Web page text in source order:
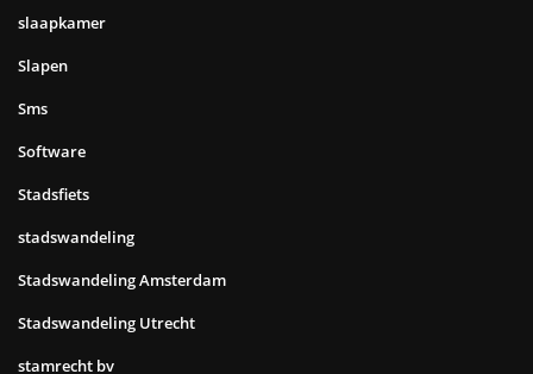
slaapkamer
Slapen
Sms
Software
Stadsfiets
stadswandeling
Stadswandeling Amsterdam
Stadswandeling Utrecht
stamrecht bv